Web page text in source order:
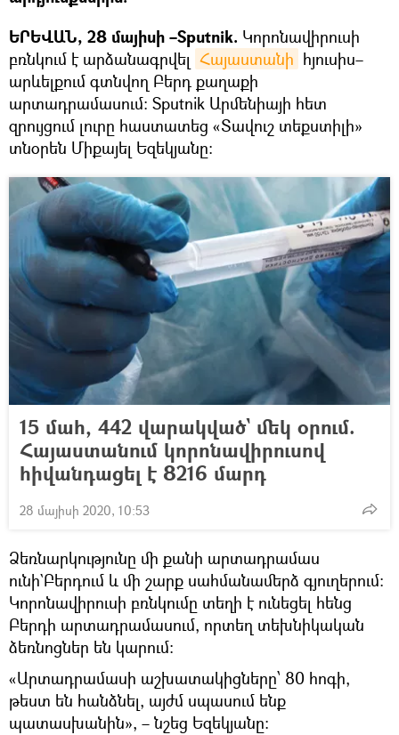
ԵՐԵՎԱՆ, 28 մայիսի –Sputnik. Կորոնավիրուսի
բռնկում է արձանագրվել Հայաստանի հյուսիս–
արևելքում գտնվող Բերդ քաղաքի
արտադրամասում։ Sputnik Արմենիայի հետ
զրույցում լուրը հաստատեց «Տավուշ տեքստիլի»
տնօրեն Միքայել Եզեկյանը։
15 մահ, 442 վարակված` մեկ օրում.
Հայաստանում կորոնավիրուսով
հիվանդացել է 8216 մարդ
28 մայիսի 2020, 10:53
Ձեռնարկությունը մի քանի արտադրամաս
ունի`Բերդում և մի շարք սահմանամերձ գյուղերում։
Կորոնավիրուսի բռնկումը տեղի է ունեցել հենց
Բերդի արտադրամասում, որտեղ տեխնիկական
ձեռնոցներ են կարում։
«Արտադրամասի աշխատակիցները՝ 80 հոգի,
թեստ են հանձնել, այժմ սպասում ենք
պատասխանին», – նշեց Եզեկյանը։